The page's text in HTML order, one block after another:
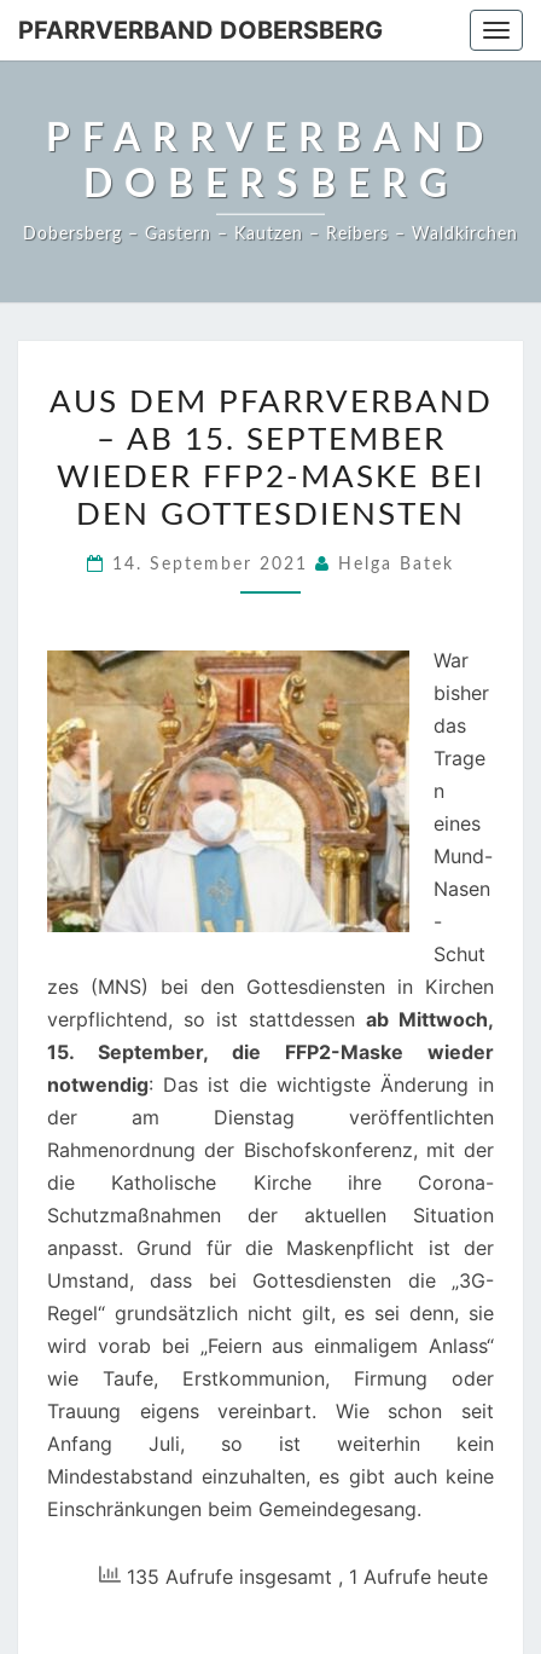
PFARRVERBAND DOBERSBERG
PFARRVERBAND
DOBERSBERG
Dobersberg – Gastern – Kautzen – Reibers – Waldkirchen
DEM
PFARRVERBAND
–
AB
SEPTEMBER
MASKE
BEI
DEN
GOTTESDIENSTEN
AUS DEM PFARRVERBAND
– AB 15. SEPTEMBER
WIEDER FFP2-MASKE BEI
DEN GOTTESDIENSTEN
14. September 2021 Helga Batek
War
bisher
das
Trage
n
eines
Mund-
Nasen
-
Schut
zes (MNS) bei den Gottesdiensten in Kirchen
verpflichtend, so ist stattdessen ab Mittwoch,
15. September, die FFP2-Maske wieder
notwendig: Das ist die wichtigste Änderung in
der am Dienstag veröffentlichten
Rahmenordnung der Bischofskonferenz, mit der
die Katholische Kirche ihre Corona-
Schutzmaßnahmen der aktuellen Situation
anpasst. Grund für die Maskenpflicht ist der
Umstand, dass bei Gottesdiensten die „3G-
Regel“ grundsätzlich nicht gilt, es sei denn, sie
wird vorab bei „Feiern aus einmaligem Anlass“
wie Taufe, Erstkommunion, Firmung oder
Trauung eigens vereinbart. Wie schon seit
Anfang Juli, so ist weiterhin kein
Mindestabstand einzuhalten, es gibt auch keine
Einschränkungen beim Gemeindegesang.
135 Aufrufe insgesamt , 1 Aufrufe heute